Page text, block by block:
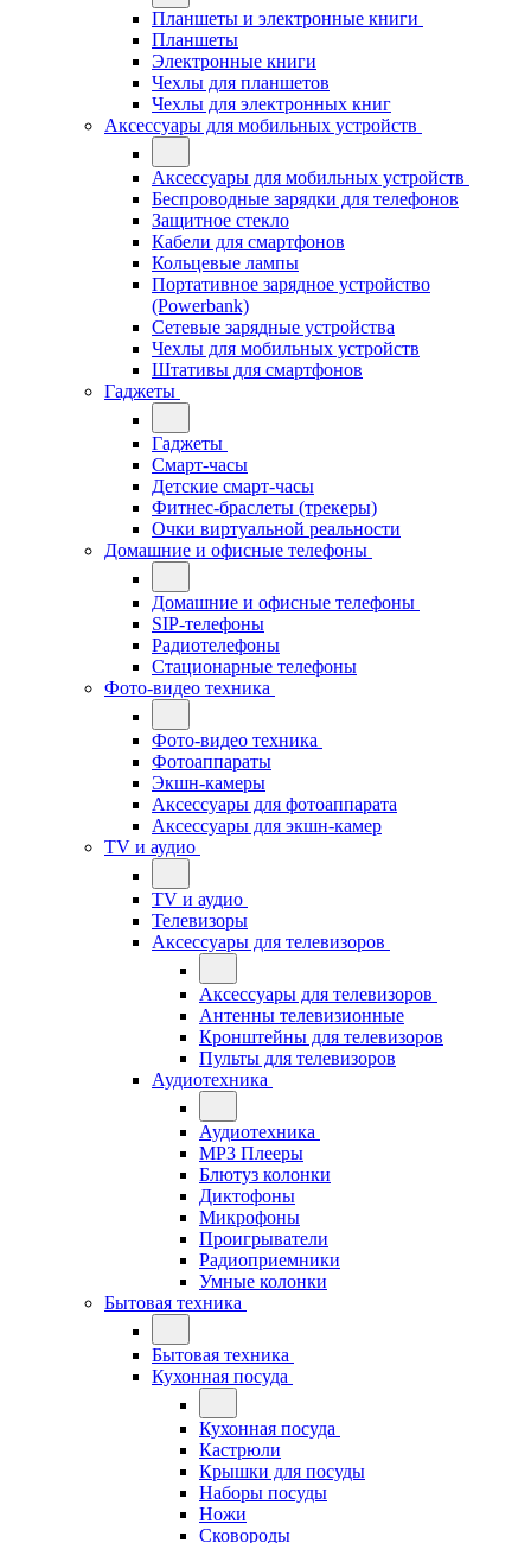
Планшеты и электронные книги
Планшеты
Электронные книги
Чехлы для планшетов
Чехлы для электронных книг
Аксессуары для мобильных устройств
Аксессуары для мобильных устройств
Беспроводные зарядки для телефонов
Защитное стекло
Кабели для смартфонов
Кольцевые лампы
Портативное зарядное устройство
(Powerbank)
Сетевые зарядные устройства
Чехлы для мобильных устройств
Штативы для смартфонов
Гаджеты
Гаджеты
Смарт-часы
Детские смарт-часы
Фитнес-браслеты (трекеры)
Очки виртуальной реальности
Домашние и офисные телефоны
Домашние и офисные телефоны
SIP-телефоны
Радиотелефоны
Стационарные телефоны
Фото-видео техника
Фото-видео техника
Фотоаппараты
Экшн-камеры
Аксессуары для фотоаппарата
Аксессуары для экшн-камер
TV и аудио
TV и аудио
Телевизоры
Аксессуары для телевизоров
Аксессуары для телевизоров
Антенны телевизионные
Кронштейны для телевизоров
Пульты для телевизоров
Аудиотехника
Аудиотехника
MP3 Плееры
Блютуз колонки
Диктофоны
Микрофоны
Проигрыватели
Радиоприемники
Умные колонки
Бытовая техника
Бытовая техника
Кухонная посуда
Кухонная посуда
Кастрюли
Крышки для посуды
Наборы посуды
Ножи
Сковороды